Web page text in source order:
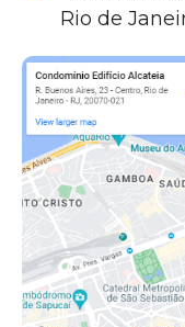
Rio de